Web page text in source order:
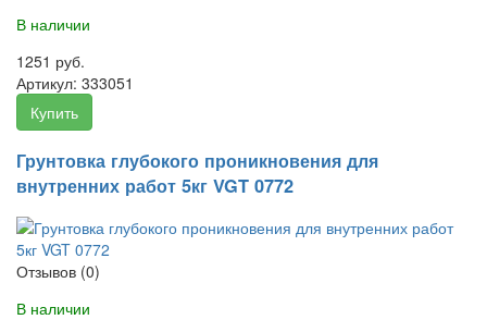
В наличии
1251 руб.
Артикул: 333051
Купить
Грунтовка глубокого проникновения для
внутренних работ 5кг VGT 0772
Отзывов (0)
В наличии